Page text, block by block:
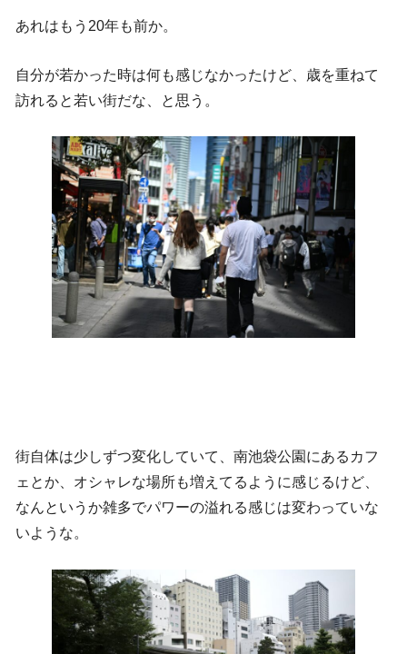
あれはもう20年も前か。
自分が若かった時は何も感じなかったけど、歳を重ねて
訪れると若い街だな、と思う。
街自体は少しずつ変化していて、南池袋公園にあるカフ
ェとか、オシャレな場所も増えてるように感じるけど、
なんというか雑多でパワーの溢れる感じは変わっていな
いような。